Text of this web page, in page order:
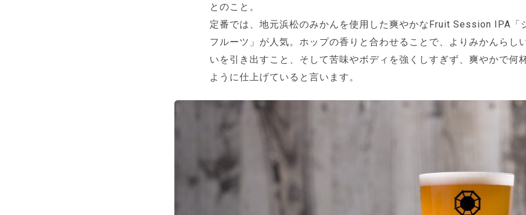
とのこと。
定番では、地元浜松のみかんを使用した爽やかなFruit Session IPA「
フルーツ」が人気。ホップの香りと合わせることで、よりみかんらし
いを引き出すこと、そして苦味やボディを強くしすぎず、爽やかで何
ように仕上げていると言います。